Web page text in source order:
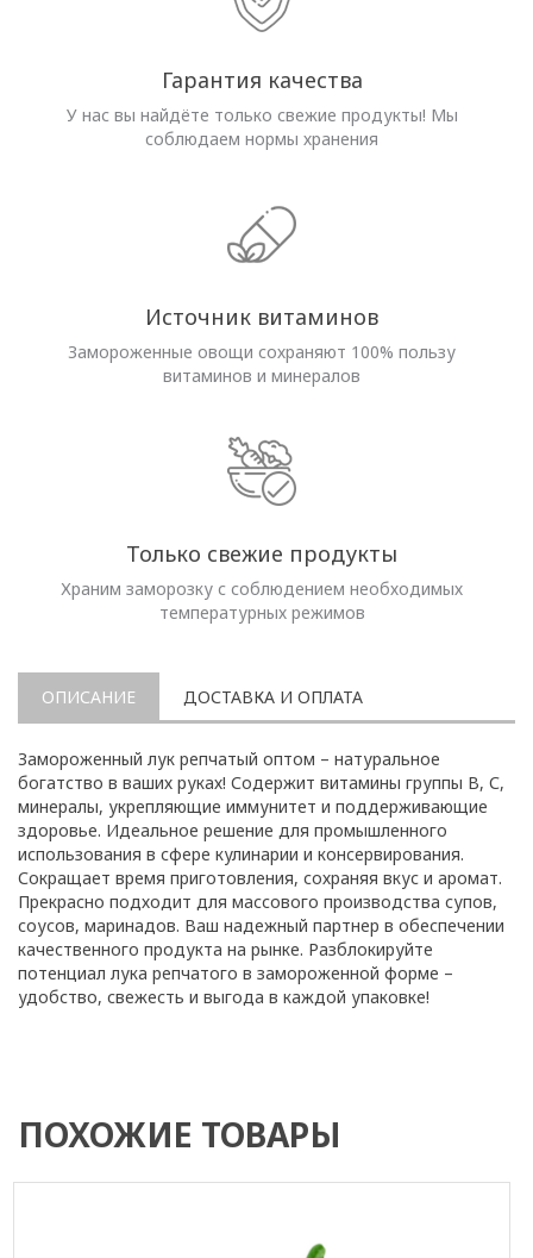
Гарантия качества
У нас вы найдёте только свежие продукты! Мы
соблюдаем нормы хранения
Источник витаминов
Замороженные овощи сохраняют 100% пользу
витаминов и минералов
Только свежие продукты
Храним заморозку с соблюдением необходимых
температурных режимов
ОПИСАНИЕ ДОСТАВКА И ОПЛАТА
Замороженный лук репчатый оптом – натуральное
богатство в ваших руках! Содержит витамины группы В, С,
минералы, укрепляющие иммунитет и поддерживающие
здоровье. Идеальное решение для промышленного
использования в сфере кулинарии и консервирования.
Сокращает время приготовления, сохраняя вкус и аромат.
Прекрасно подходит для массового производства супов,
соусов, маринадов. Ваш надежный партнер в обеспечении
качественного продукта на рынке. Разблокируйте
потенциал лука репчатого в замороженной форме –
удобство, свежесть и выгода в каждой упаковке!
ПОХОЖИЕ ТОВАРЫ